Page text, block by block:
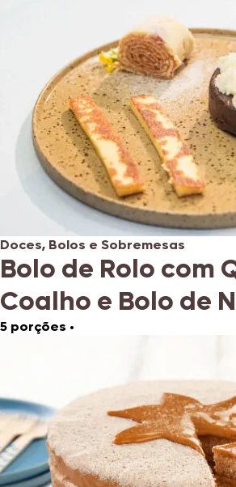
Doces, Bolos e Sobremesas
Bolo de Rolo com
Coalho e Bolo de
5 porções •